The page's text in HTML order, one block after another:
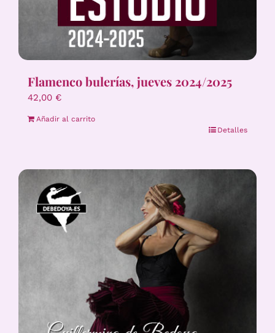
Flamenco bulerías, jueves 2024/2025
42,00 €
Añadir al carrito
Detalles